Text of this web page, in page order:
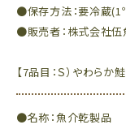
●保存方法：要冷蔵
●販売者：株式会社
【7品目：Ｓ）やわらか
●名称：魚介乾製品